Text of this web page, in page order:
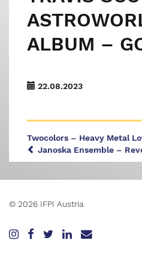
ALBUM –
22.08.2023
Twocolors – Heavy Metal
Janoska Ensemble –
© 2026 IFPI Austria